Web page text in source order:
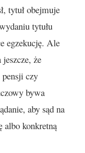
tytuł obejmuje
tytułu
egzekucję. Ale
jeszcze, że
czy
bywa
aby sąd na
albo konkretną